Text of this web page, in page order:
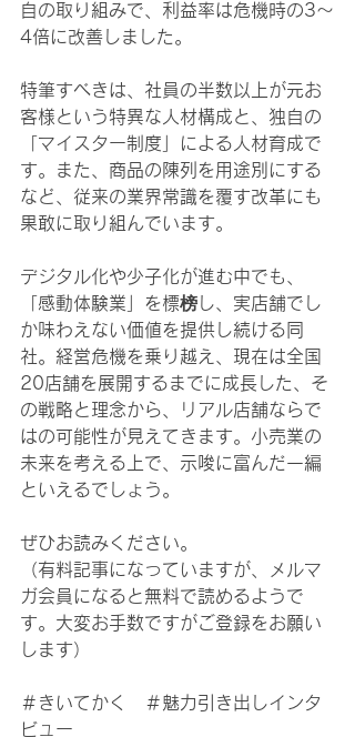
自の取り組みで、利益率は危機時の3〜
4倍に改善しました。
特筆すべきは、社員の半数以上が元お
客様という特異な人材構成と、独自の
「マイスター制度」による人材育成で
す。また、商品の陳列を用途別にする
など、従来の業界常識を覆す改革にも
果敢に取り組んでいます。
デジタル化や少子化が進む中でも、
「感動体験業」を標榜し、実店舗でし
か味わえない価値を提供し続ける同
社。経営危機を乗り越え、現在は全国
20店舗を展開するまでに成長した、そ
の戦略と理念から、リアル店舗ならで
はの可能性が見えてきます。小売業の
未来を考える上で、示唆に富んだ一編
といえるでしょう。
ぜひお読みください。
（有料記事になっていますが、メルマ
ガ会員になると無料で読めるようで
す。大変お手数ですがご登録をお願い
します）
＃きいてかく　＃魅力引き出しインタ
ビュー